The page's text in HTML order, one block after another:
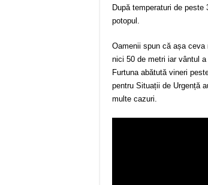
După temperaturi de
potopul.
Oamenii spun că așa
nici 50 de metri iar vântul
Furtuna abătută vineri
pentru Situații de Urgență
multe cazuri.